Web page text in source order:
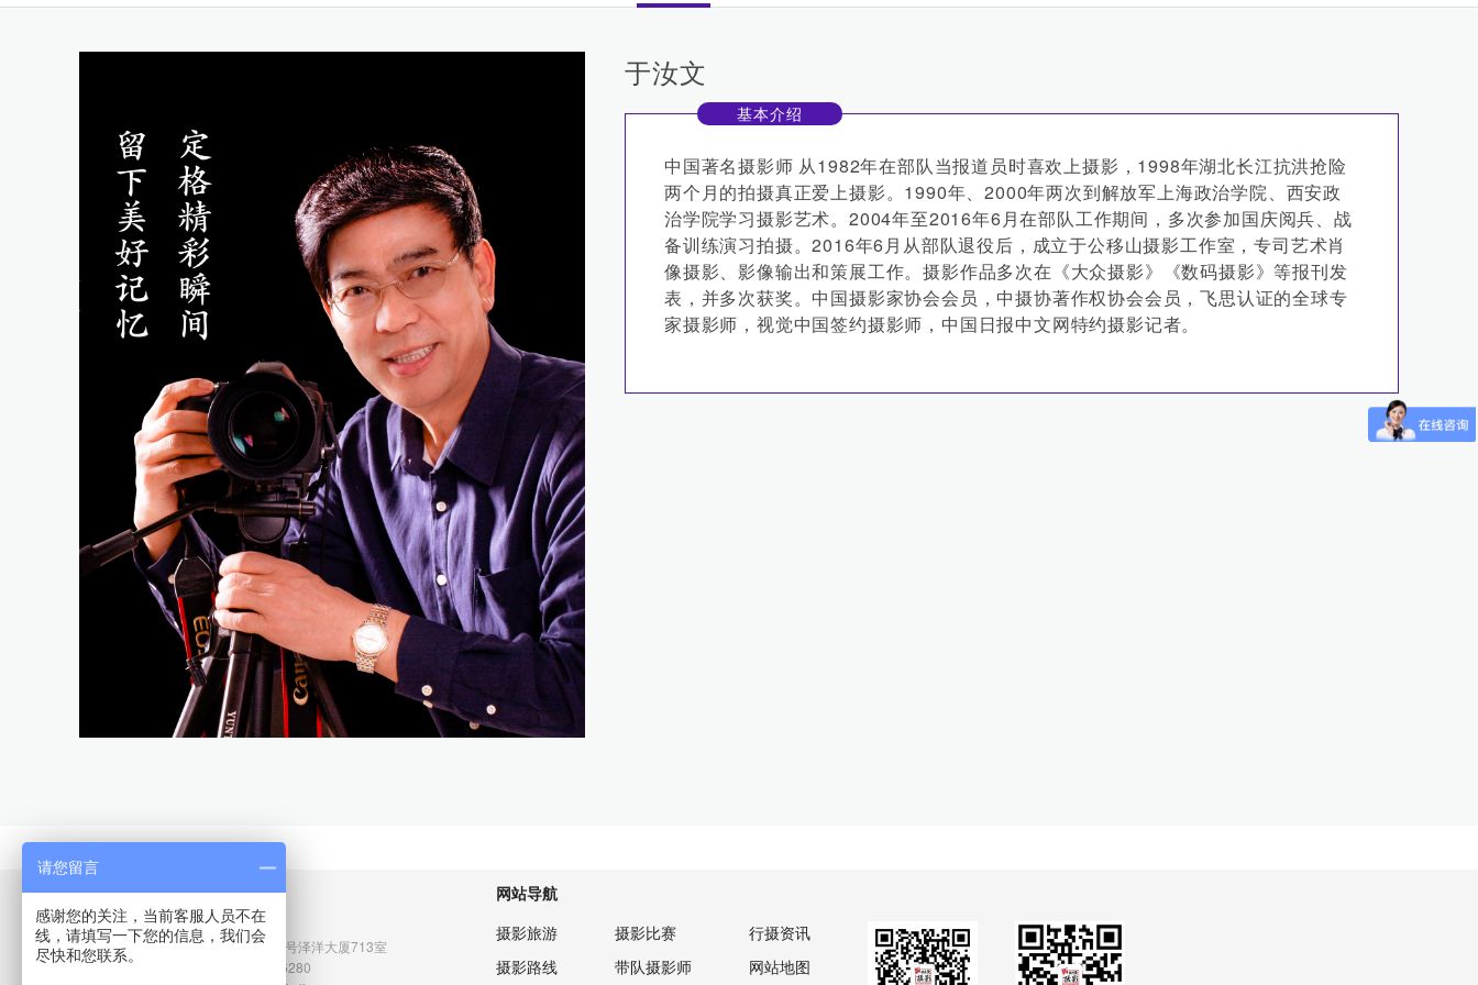
于汝文
基本介绍
中国著名摄影师 从1982年在部队当报道员时喜欢上摄影，1998年湖北长江抗洪抢险
两个月的拍摄真正爱上摄影。1990年、2000年两次到解放军上海政治学院、西安政
治学院学习摄影艺术。2004年至2016年6月在部队工作期间，多次参加国庆阅兵、战
备训练演习拍摄。2016年6月从部队退役后，成立于公移山摄影工作室，专司艺术肖
像摄影、影像输出和策展工作。摄影作品多次在《大众摄影》《数码摄影》等报刊发
表，并多次获奖。中国摄影家协会会员，中摄协著作权协会会员，飞思认证的全球专
家摄影师，视觉中国签约摄影师，中国日报中文网特约摄影记者。
联系我们
北京总部
地址：北京市石景山区阜石路166号泽洋大厦713室
电话：010-52638656 010-53326280
网站导航
摄影旅游
摄影路线
摄影比赛
带队摄影师
行摄资讯
网站地图
请您留言
感谢您的关注，当前客服人员不在
线，请填写一下您的信息，我们会
尽快和您联系。